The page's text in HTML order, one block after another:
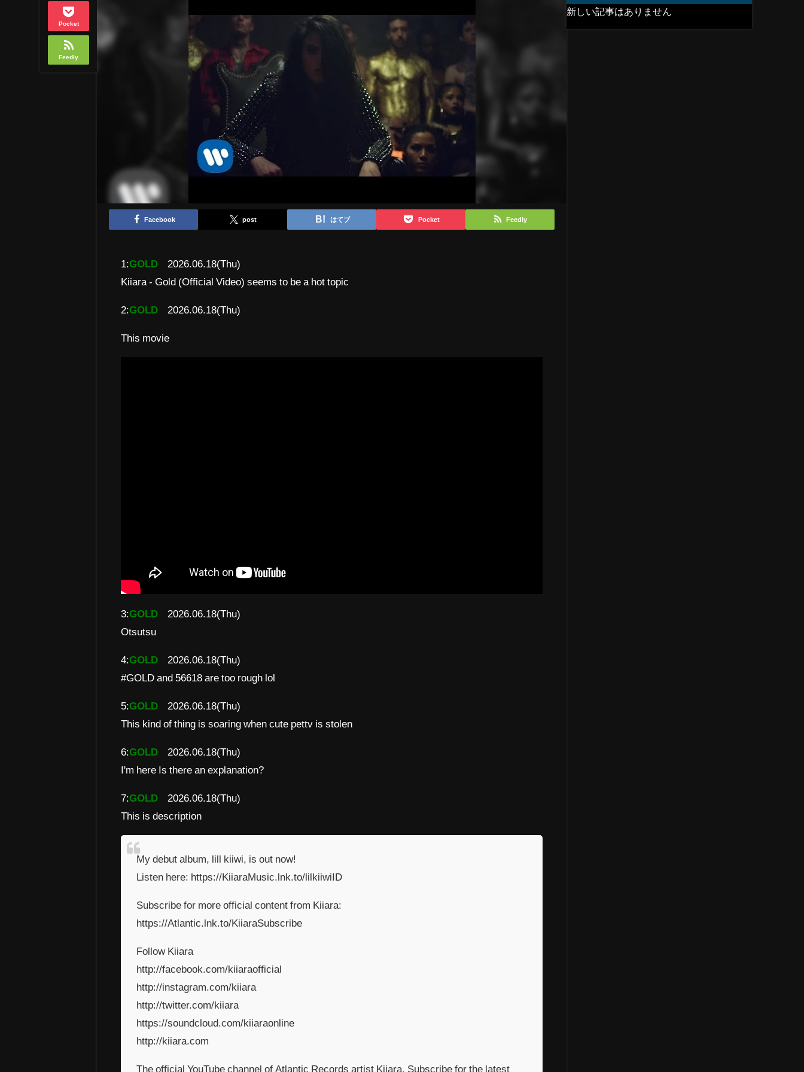
Pocket
Feedly
Facebook post はてブ Pocket Feedly
1:GOLD
2026.06.18(Thu)
Kiiara - Gold (Official Video) seems to be a hot topic
2:GOLD 2026.06.18(Thu)
This movie
3:GOLD
2026.06.18(Thu)
Otsutsu
4:GOLD
2026.06.18(Thu)
#GOLD and 56618 are too rough lol
5:GOLD
2026.06.18(Thu)
This kind of thing is soaring when cute pettv is stolen
6:GOLD
2026.06.18(Thu)
I'm here Is there an explanation?
7:GOLD
2026.06.18(Thu)
This is description
My debut album, lill kiiwi, is out now!
Listen here: https://KiiaraMusic.lnk.to/lilkiiwiID
Subscribe for more official content from Kiiara:
https://Atlantic.lnk.to/KiiaraSubscribe
Follow Kiiara
http://facebook.com/kiiaraofficial
http://instagram.com/kiiara
http://twitter.com/kiiara
https://soundcloud.com/kiiaraonline
http://kiiara.com
The official YouTube channel of Atlantic Records artist Kiiara. Subscribe for the latest
新しい記事はありません